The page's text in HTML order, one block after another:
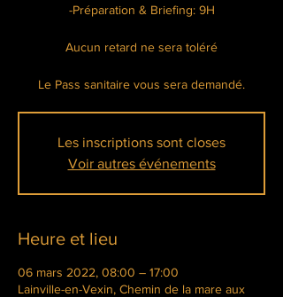
-Préparation & Briefing: 9H
Aucun retard ne sera toléré
Le Pass sanitaire vous sera demandé.
Les inscriptions sont closes
Voir autres événements
Heure et lieu
06 mars 2022, 08:00 – 17:00
Lainville-en-Vexin, Chemin de la mare aux